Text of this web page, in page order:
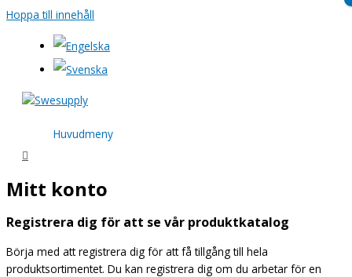
Hoppa till innehåll
Huvudmeny
Mitt konto
Registrera dig för att se vår produktkatalog
Börja med att registrera dig för att få tillgång till hela
produktsortimentet. Du kan registrera dig om du arbetar för en